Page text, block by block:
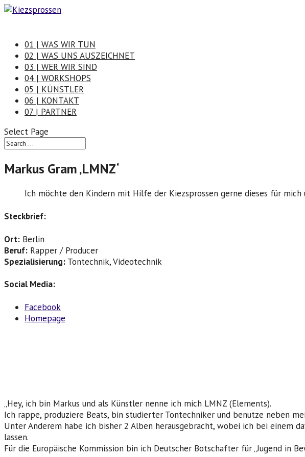
01 | WAS WIR TUN
02 | WAS UNS AUSZEICHNET
03 | WER WIR SIND
04 | WORKSHOPS
05 | KÜNSTLER
06 | KONTAKT
07 | PARTNER
Select Page
Markus Gram ‚LMNZ‘
Ich möchte den Kindern mit Hilfe der Kiezsprossen gerne dieses für
Steckbrief:
Ort: Berlin
Beruf: Rapper / Producer
Spezialisierung: Tontechnik, Videotechnik
Social Media:
Facebook
Homepage
„Hey, ich bin Markus und als Künstler nenne ich mich LMNZ (Elements).
Ich rappe, produziere Beats, bin studierter Tontechniker und benutze neben
Unter Anderem habe ich bisher 2 Alben herausgebracht, wobei ich bei einem
lassen.
Für die Europäische Kommission bin ich Deutscher Botschafter für „Jugend in